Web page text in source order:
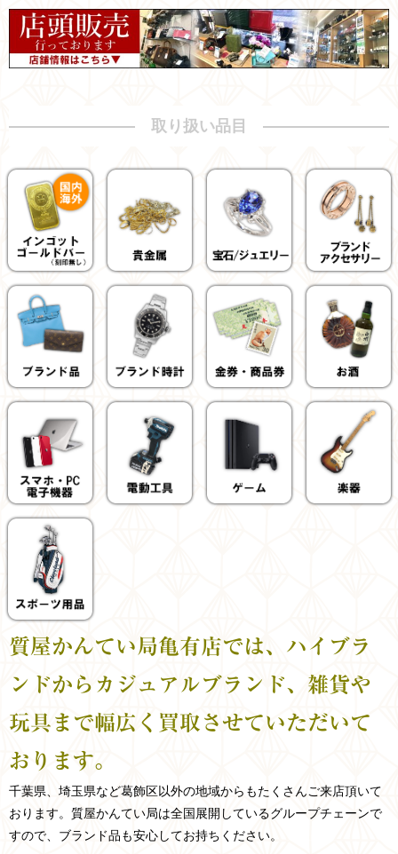
取り扱い品目
質屋かんてい局亀有店では、ハイブラ
ンドからカジュアルブランド、雑貨や
玩具まで幅広く買取させていただいて
おります。
千葉県、埼玉県など葛飾区以外の地域からもたくさんご来店頂いて
おります。 質屋かんてい局は全国展開しているグループチェーンで
すので、ブランド品も安心してお持ちください。